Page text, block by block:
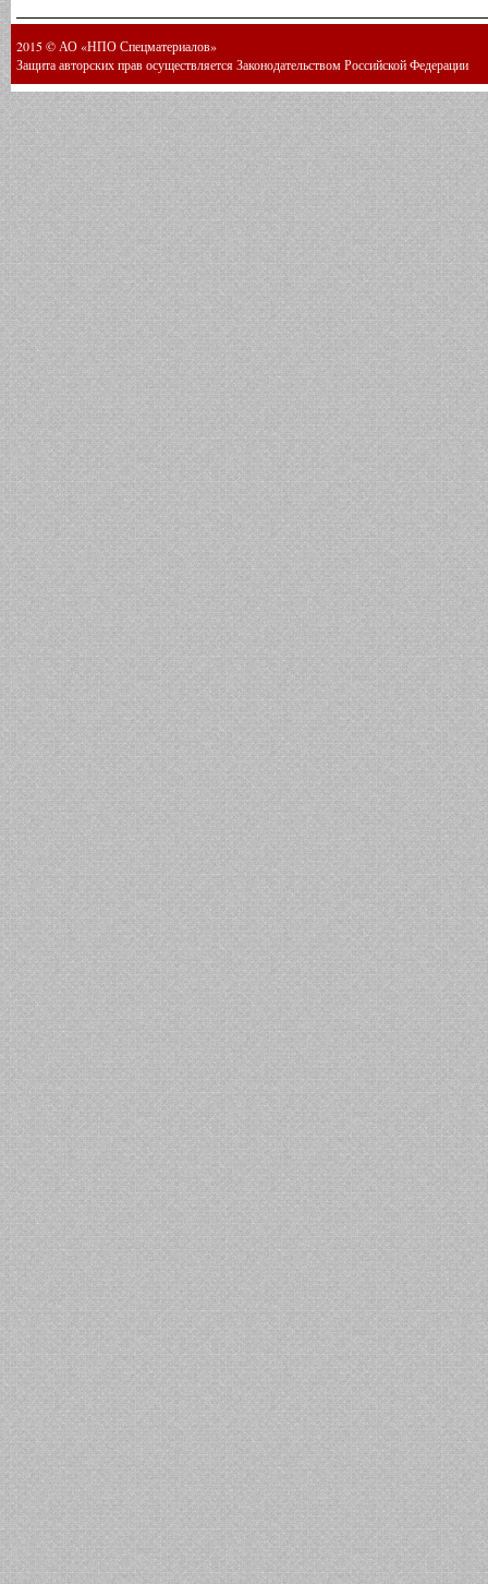
2015 © АО «НПО Спецматериалов»
Защита авторских прав осуществляется Законодательством Российской Федерации